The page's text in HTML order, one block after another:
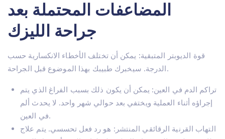
المضاعفات المحتملة بعد
جراحة الليزك
قوة الديوبتر المتبقية: يمكن أن تختلف الأخطاء الانكسارية حسب
الدرجة. سيخبرك طبيبك بهذا الموضوع قبل الجراحة.
تراكم الدم في العين: يمكن أن يكون ذلك بسبب الفراغ الذي يتم
إجراؤه أثناء العملية ويختفي بعد حوالي شهر واحد. لا يحدث ألم
في العين.
التهاب القرنية الرقائقي المنتشر: هو رد فعل تحسسي. يتم علاج